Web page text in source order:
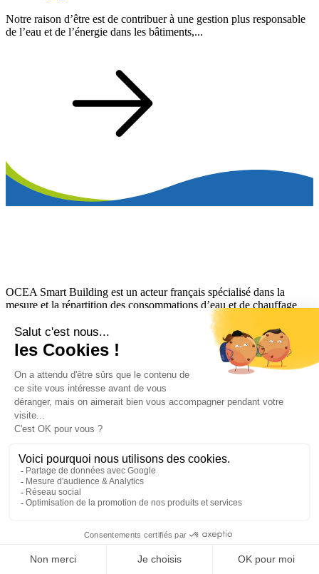
Notre raison d’être est de contribuer à une gestion plus responsable
de l’eau et de l’énergie dans les bâtiments,...
OCEA Smart Building est un acteur français spécialisé dans la
mesure et la répartition des consommations d’eau et de chauffage
dans l’habitat collectif. Nous accompagnons bailleurs et syndics
avec des solutions de comptage en télérelève, de gestion des
données et de répartition des charges, afin de faciliter la gestion des
immeubles, d’améliorer la lisibilité des consommations et de
favoriser le confort des résidents sur le long terme.
OCEA Smart Building accompagne les acteurs du tertiaire dans la
mesure, l’analyse et le pilotage de leurs consommations d’eau,
d’énergie et de chauffage. Nos solutions permettent de transformer
les données d’exploitation en leviers concrets de performance, de
Liens utiles
Calculez vos économies
FAQ
Glossaire
FAQ